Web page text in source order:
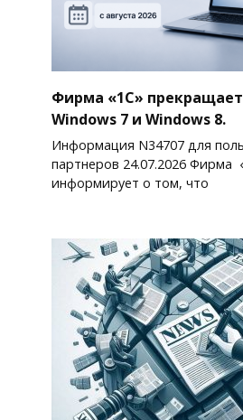
Фирма «1С»
Windows 7 и Windows 8.
Информация N34707 для
партнеров 24.07.2026 Фирма
информирует о том, что